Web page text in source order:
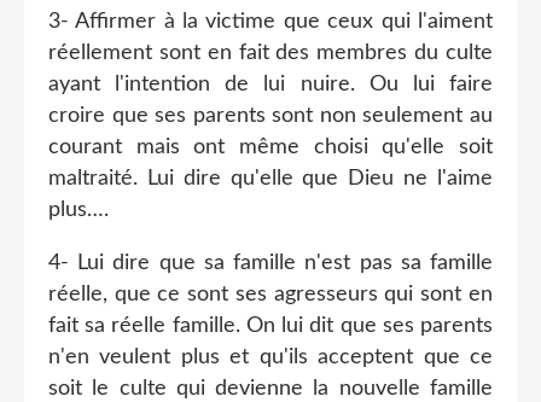
3- Affirmer à la victime que ceux qui l'aiment
réellement sont en fait des membres du culte
ayant l'intention de lui nuire. Ou lui faire
croire que ses parents sont non seulement au
courant mais ont même choisi qu'elle soit
maltraité. Lui dire qu'elle que Dieu ne l'aime
plus….
4- Lui dire que sa famille n'est pas sa famille
réelle, que ce sont ses agresseurs qui sont en
fait sa réelle famille. On lui dit que ses parents
n'en veulent plus et qu'ils acceptent que ce
soit le culte qui devienne la nouvelle famille